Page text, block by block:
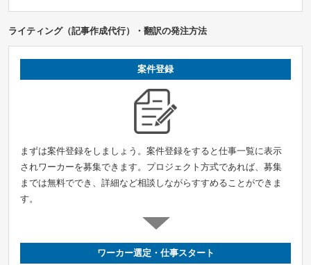
ライティング（記事作成代行）・翻訳の発注方法
案件登録
まずは案件登録をしましょう。案件登録をすると仕事一覧に表示
されワーカーを募集できます。プロジェクト方式であれば、募集
までは無料ででき、詳細など相談しながらすすめることができま
す。
ワーカー選定・仕事スタート